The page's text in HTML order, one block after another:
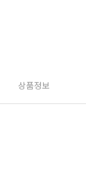
상품정보